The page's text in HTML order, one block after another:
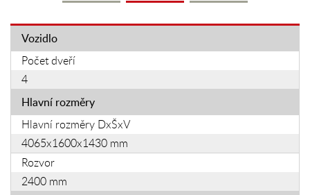
Vozidlo
Počet dveří
4
Hlavní rozměry
Hlavní rozměry DxŠxV
4065x1600x1430 mm
Rozvor
2400 mm